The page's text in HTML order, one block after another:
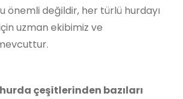
önemli değildir, her türlü hurdayı
uzman ekibimiz ve
hurda çeşitlerinden bazıları